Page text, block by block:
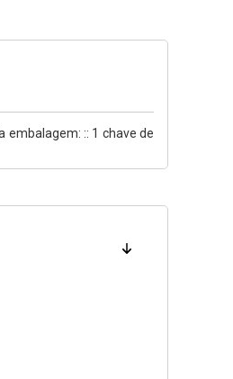
embalagem: :: 1 chave de